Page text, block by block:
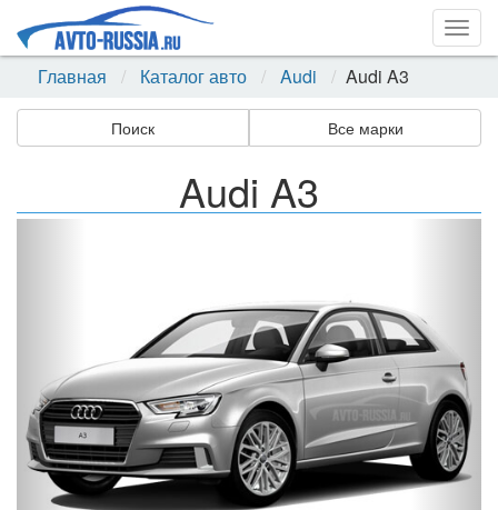
Главная
Каталог авто Audi Audi A3
Поиск Все марки
Audi A3